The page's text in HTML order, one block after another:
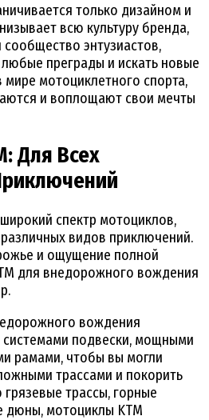
только дизайном и
всю культуру бренда,
энтузиастов,
преграды и искать новые
мотоциклетного спорта,
и воплощают свои мечты
Для Всех
спектр мотоциклов,
видов приключений.
и ощущение полной
для внедорожного вождения
вождения
подвески, мощными
рамами, чтобы вы могли
трассами и покорить
трассы, горные
дюны, мотоциклы KTM